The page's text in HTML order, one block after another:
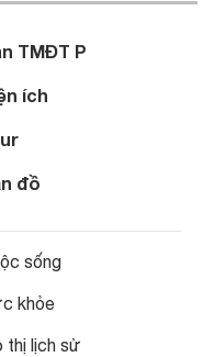
TMĐT P
ích
đồ
sống
khỏe
thị lịch sử